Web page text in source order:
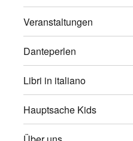
Veranstaltungen
Danteperlen
Libri in italiano
Hauptsache Kids